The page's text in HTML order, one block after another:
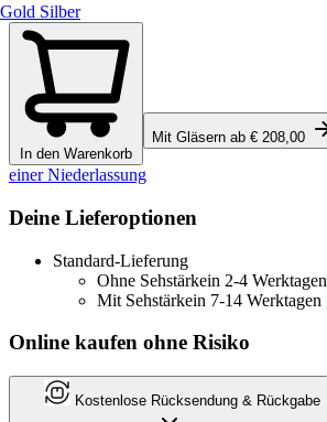
Gold Silber
In den Warenkorb
Mit Gläsern ab € 208,00
einer Niederlassung
Deine Lieferoptionen
Standard-Lieferung
Ohne Sehstärkein 2-4 Werktagen
Mit Sehstärkein 7-14 Werktagen
Online kaufen ohne Risiko
Kostenlose Rücksendung & Rückgabe